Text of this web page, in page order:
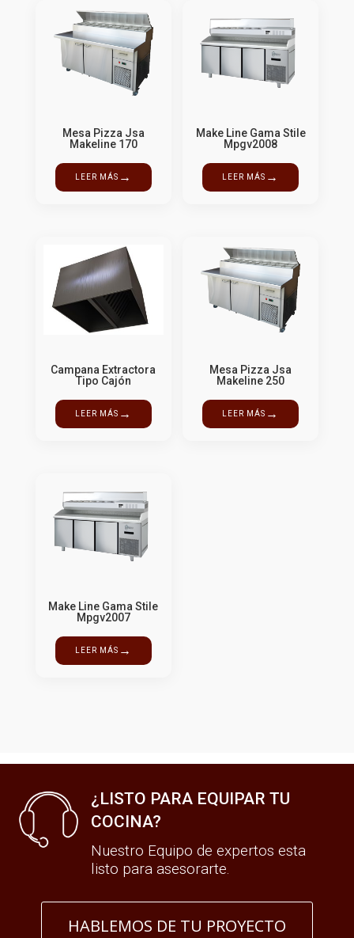
Mesa Pizza Jsa
Makeline 170
LEER MÁS →
Make Line Gama Stile
Mpgv2008
LEER MÁS →
Campana Extractora
Tipo Cajón
LEER MÁS →
Mesa Pizza Jsa
Makeline 250
LEER MÁS →
Make Line Gama Stile
Mpgv2007
LEER MÁS →
¿LISTO PARA EQUIPAR TU
COCINA?
Nuestro Equipo de expertos esta
listo para asesorarte.
HABLEMOS DE TU PROYECTO